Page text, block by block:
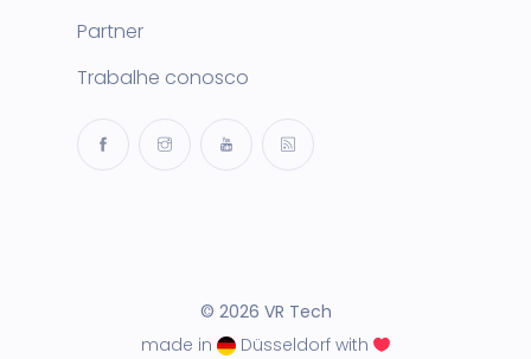
Partner
Trabalhe conosco
© 2026 VR Tech
made in
Düsseldorf with